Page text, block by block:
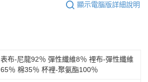
顯示電腦版詳細說明
表布-尼龍92％ 彈性纖維8％ 裡布-彈性纖維
65％ 棉35％ 杯裡-聚氨酯100％